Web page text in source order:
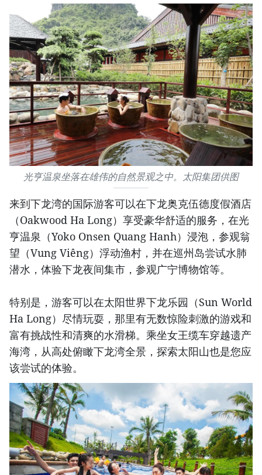
光亨温泉坐落在雄伟的自然景观之中。太阳集团供图
来到下龙湾的国际游客可以在下龙奥克伍德度假酒店
（Oakwood Ha Long）享受豪华舒适的服务，在光
亨温泉（Yoko Onsen Quang Hanh）浸泡，参观翁
望（Vung Viêng）浮动渔村，并在巡州岛尝试水肺
潜水，体验下龙夜间集市，参观广宁博物馆等。
特别是，游客可以在太阳世界下龙乐园（Sun World
Ha Long）尽情玩耍，那里有无数惊险刺激的游戏和
富有挑战性和清爽的水滑梯。乘坐女王缆车穿越遗产
海湾，从高处俯瞰下龙湾全景，探索太阳山也是您应
该尝试的体验。